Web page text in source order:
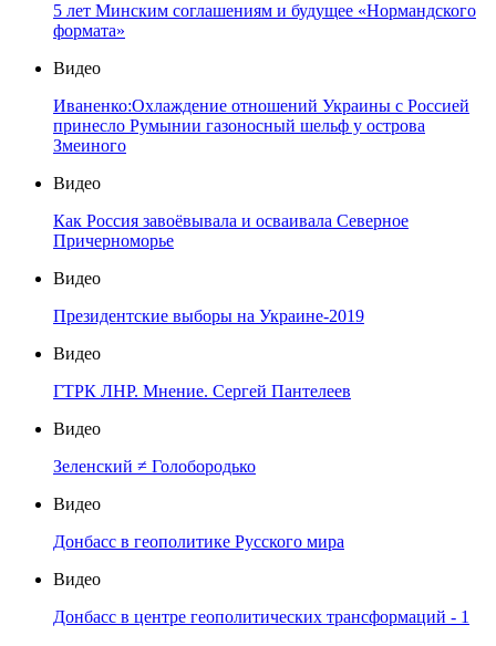
5 лет Минским соглашениям и будущее «Нормандского
формата»
Видео
Иваненко:Охлаждение отношений Украины с Россией
принесло Румынии газоносный шельф у острова
Змеиного
Видео
Как Россия завоёвывала и осваивала Северное
Причерноморье
Видео
Президентские выборы на Украине-2019
Видео
ГТРК ЛНР. Мнение. Сергей Пантелеев
Видео
Зеленский ≠ Голобородько
Видео
Донбасс в геополитике Русского мира
Видео
Донбасс в центре геополитических трансформаций - 1